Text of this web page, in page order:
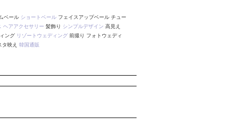
ベール ショートベールフェイスアップベール チュー
ヘアアクセサリー 髪飾り シンプルデザイン 高見え
ング リゾートウェディング前撮り フォトウェディ
映え 韓国通販